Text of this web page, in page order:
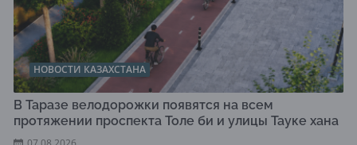
НОВОСТИ КАЗАХСТАНА
В Таразе велодорожки появятся на всем
протяжении проспекта Толе би и улицы Тауке хана